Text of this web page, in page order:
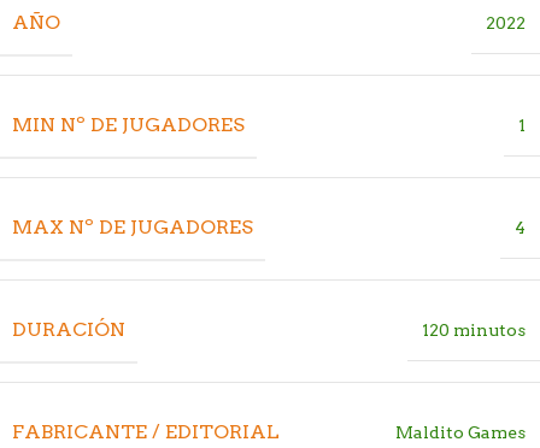
AÑO 2022
MIN Nº DE JUGADORES 1
MAX Nº DE JUGADORES 4
DURACIÓN 120 minutos
FABRICANTE / EDITORIAL Maldito Games